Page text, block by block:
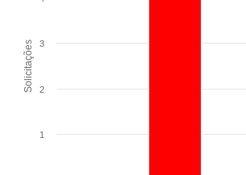
Solicitações
1
2
3